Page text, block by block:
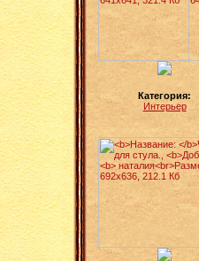
Категория:
Интерьер